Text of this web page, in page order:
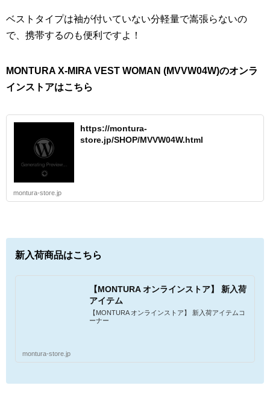
ベストタイプは袖が付いていない分軽量で嵩張らないの
で、携帯するのも便利ですよ！
MONTURA X-MIRA VEST WOMAN (MVVW04W)のオンラ
インストアはこちら
https://montura-
store.jp/SHOP/MVVW04W.html
montura-store.jp
新入荷商品はこちら
【MONTURA オンラインストア】 新入荷
アイテム
【MONTURA オンラインストア】 新入荷アイテムコ
ーナー
montura-store.jp